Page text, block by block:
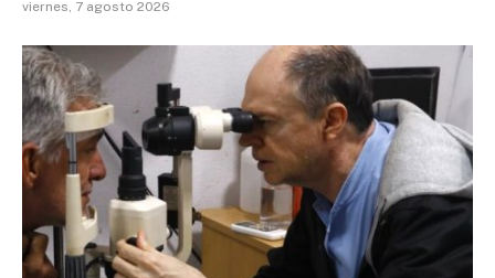
viernes, 7 agosto 2026